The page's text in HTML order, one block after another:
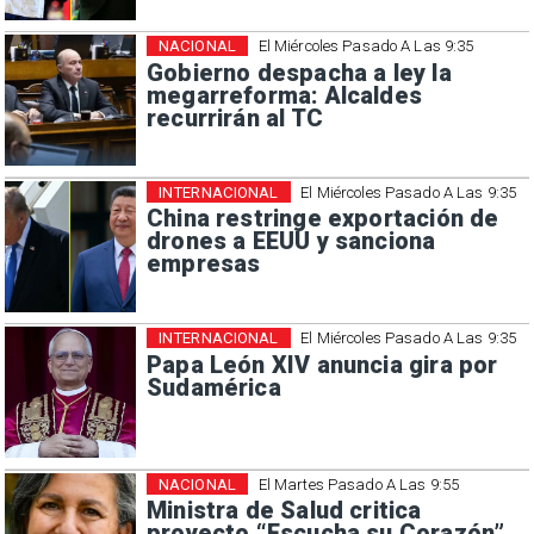
El Miércoles Pasado A Las 9:35
Gobierno despacha a ley la
megarreforma: Alcaldes
recurrirán al TC
NACIONAL
El Miércoles Pasado A Las 9:35
China restringe exportación de
drones a EEUU y sanciona
empresas
INTERNACIONAL
El Miércoles Pasado A Las 9:35
Papa León XIV anuncia gira por
Sudamérica
INTERNACIONAL
El Martes Pasado A Las 9:55
Ministra de Salud critica
NACIONAL